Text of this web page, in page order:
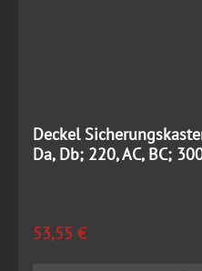
Deckel
Da, Db; 220, AC, BC;
Regulärer Preis:
53,55 €